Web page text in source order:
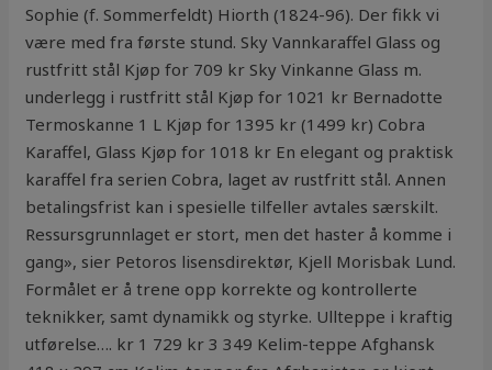
Sophie (f. Sommerfeldt) Hiorth (1824-96). Der fikk vi
være med fra første stund. Sky Vannkaraffel Glass og
rustfritt stål Kjøp for 709 kr Sky Vinkanne Glass m.
underlegg i rustfritt stål Kjøp for 1021 kr Bernadotte
Termoskanne 1 L Kjøp for 1395 kr (1499 kr) Cobra
Karaffel, Glass Kjøp for 1018 kr En elegant og praktisk
karaffel fra serien Cobra, laget av rustfritt stål. Annen
betalingsfrist kan i spesielle tilfeller avtales særskilt.
Ressursgrunnlaget er stort, men det haster å komme i
gang», sier Petoros lisensdirektør, Kjell Morisbak Lund.
Formålet er å trene opp korrekte og kontrollerte
teknikker, samt dynamikk og styrke. Ullteppe i kraftig
utførelse…. kr 1 729 kr 3 349 Kelim-teppe Afghansk